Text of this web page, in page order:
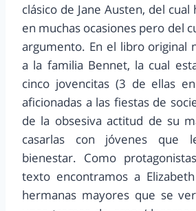
clásico de Jane Austen, del
en muchas ocasiones pero del
argumento. En el libro original
a la familia Bennet, la cual
cinco jovencitas (3 de ellas
aficionadas a las fiestas de
de la obsesiva actitud de su
casarlas con jóvenes que
bienestar. Como
texto encontramos a
hermanas mayores que se